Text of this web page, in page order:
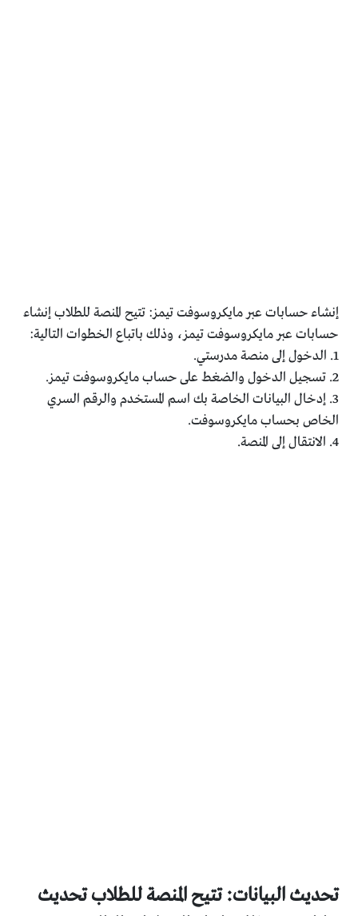
إنشاء حسابات عبر مايكروسوفت تيمز: تتيح المنصة للطلاب إنشاء
حسابات عبر مايكروسوفت تيمز، وذلك باتباع الخطوات التالية:
1. الدخول إلى منصة مدرستي.
2. تسجيل الدخول والضغط على حساب مايكروسوفت تيمز.
3. إدخال البيانات الخاصة بك اسم المستخدم والرقم السري
الخاص بحساب مايكروسوفت.
4. الانتقال إلى المنصة.
تحديث البيانات: تتيح المنصة للطلاب تحديث